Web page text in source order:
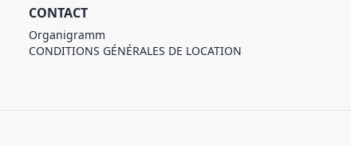
CONTACT
Organigramm
CONDITIONS GÉNÉRALES DE LOCATION